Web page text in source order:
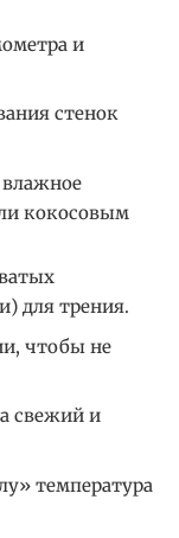
и
стенок
влажное
кокосовым
для трения.
чтобы не
свежий и
температура